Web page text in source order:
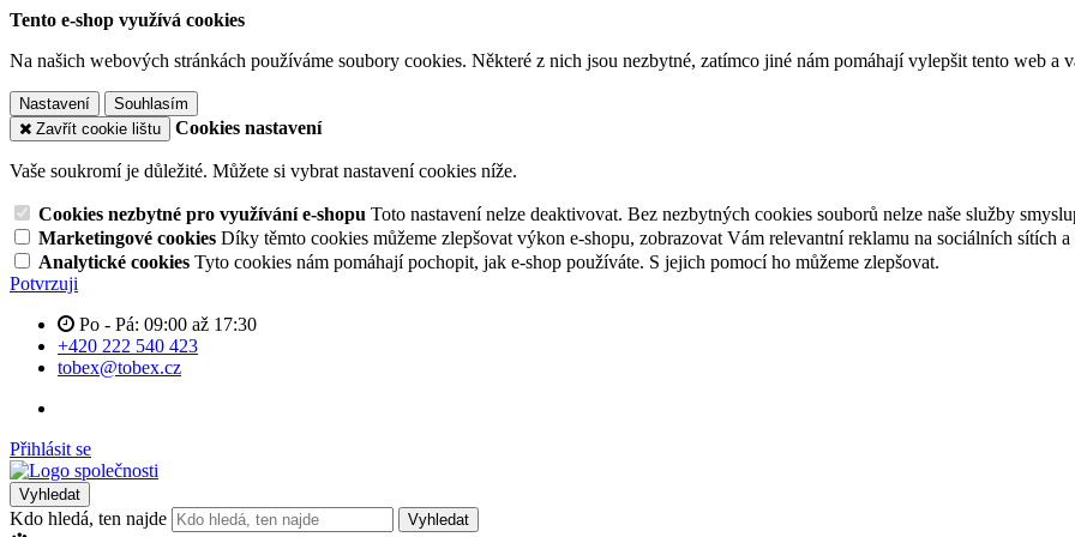
Tento e-shop využívá cookies
Na našich webových stránkách používáme soubory cookies. Některé z nich jsou nezbytné, zatímco jiné nám pomáhají vylepšit tento web a
Nastavení
Souhlasím
Zavřít cookie lištu
Cookies nastavení
Vaše soukromí je důležité. Můžete si vybrat nastavení cookies níže.
Cookies nezbytné pro využívání e-shopu Toto nastavení nelze deaktivovat. Bez nezbytných cookies souborů nelze naše služby
Marketingové cookies Díky těmto cookies můžeme zlepšovat výkon e-shopu, zobrazovat Vám relevantní reklamu na sociálních sítích
Analytické cookies Tyto cookies nám pomáhají pochopit, jak e-shop používáte. S jejich pomocí ho můžeme zlepšovat.
Potvrzuji
Po - Pá: 09:00 až 17:30
+420 222 540 423
tobex@tobex.cz
Přihlásit se
Vyhledat
Kdo hledá, ten najde Vyhledat